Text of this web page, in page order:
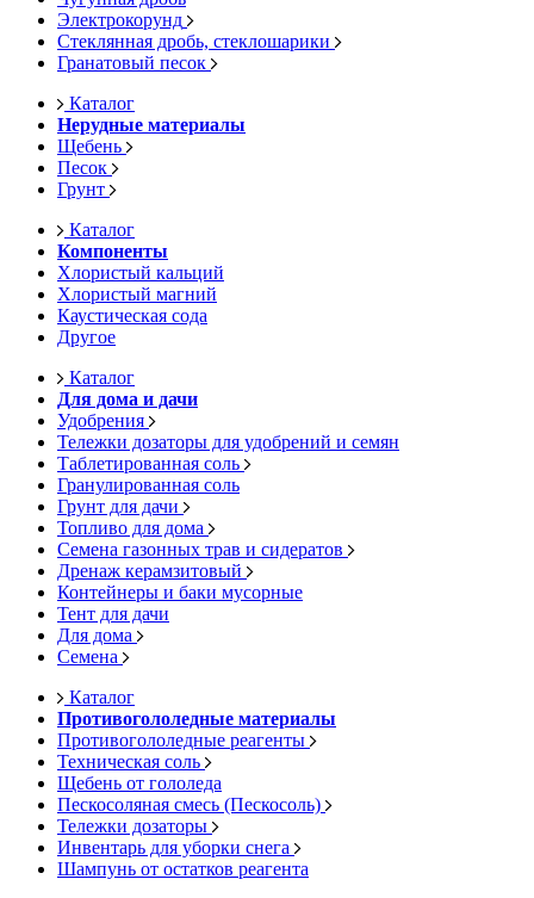
Электрокорунд
Стеклянная дробь, стеклошарики
Гранатовый песок
Каталог
Нерудные материалы
Щебень
Песок
Грунт
Каталог
Компоненты
Хлористый кальций
Хлористый магний
Каустическая сода
Другое
Каталог
Для дома и дачи
Удобрения
Тележки дозаторы для удобрений и семян
Таблетированная соль
Гранулированная соль
Грунт для дачи
Топливо для дома
Семена газонных трав и сидератов
Дренаж керамзитовый
Контейнеры и баки мусорные
Тент для дачи
Для дома
Семена
Каталог
Противогололедные материалы
Противогололедные реагенты
Техническая соль
Щебень от гололеда
Пескосоляная смесь (Пескосоль)
Тележки дозаторы
Инвентарь для уборки снега
Шампунь от остатков реагента